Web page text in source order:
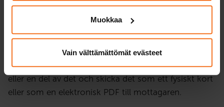
Muokkaa
Vain välttämättömät evästeet
Letar du efter den perfekta gåvoidén? Nu kan
du köpa vilken CAP-Bilskola kurs som helst
som presentkort.
Välj presentkortets värde för hela körkortets kostnad
eller en del av det och skicka det som ett fysiskt kort
eller som en elektronisk PDF till mottagaren.